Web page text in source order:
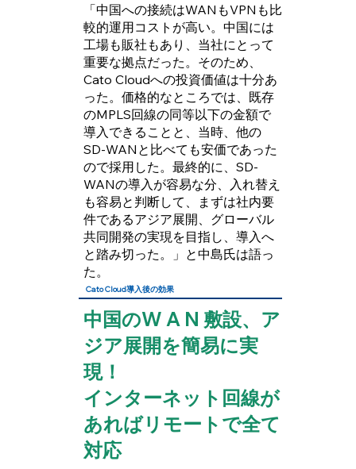
「中国への接続はWANもVPNも比
較的運用コストが高い。中国には
工場も販社もあり、当社にとって
重要な拠点だった。そのため、
Cato Cloudへの投資価値は十分あ
った。価格的なところでは、既存
のMPLS回線の同等以下の金額で
導入できることと、当時、他の
SD-WANと比べても安価であった
ので採用した。最終的に、SD-
WANの導入が容易な分、入れ替え
も容易と判断して、まずは社内要
件であるアジア展開、グローバル
共同開発の実現を目指し、導入へ
と踏み切った。」と中島氏は語っ
た。
Cato Cloud導入後の効果
中国のW A N 敷設、ア
ジア展開を簡易に実
現！
インターネット回線が
あればリモートで全て
対応